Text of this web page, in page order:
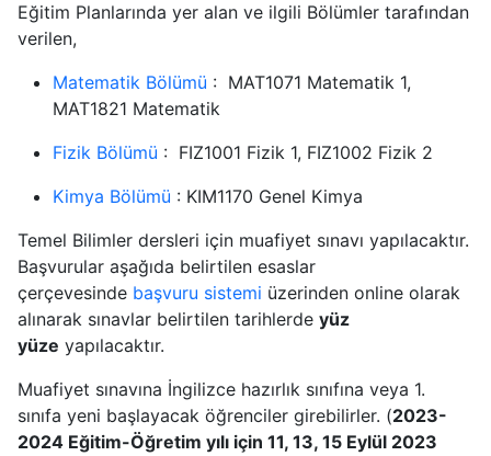
Eğitim Planlarında yer alan ve ilgili Bölümler tarafından
verilen,
Matematik Bölümü : MAT1071 Matematik 1,
MAT1821 Matematik
Fizik Bölümü : FIZ1001 Fizik 1, FIZ1002 Fizik 2
Kimya Bölümü : KIM1170 Genel Kimya
Temel Bilimler dersleri için muafiyet sınavı yapılacaktır.
Başvurular aşağıda belirtilen esaslar
çerçevesinde başvuru sistemi üzerinden online olarak
alınarak sınavlar belirtilen tarihlerde yüz
yüze yapılacaktır.
Muafiyet sınavına İngilizce hazırlık sınıfına veya 1.
sınıfa yeni başlayacak öğrenciler girebilirler. (2023-
2024 Eğitim-Öğretim yılı için 11, 13, 15 Eylül 2023